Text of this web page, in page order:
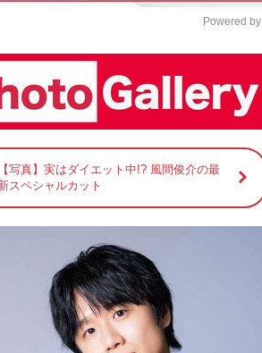
u
e
Powered by
【写真】実はダイエット中!? 風間俊介の最
スペシャルカット